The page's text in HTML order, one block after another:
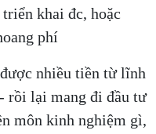
khai đc, hoặc
phí
nhiều tiền từ lĩnh
rồi lại mang đi đầu tư
môn kinh nghiệm gì,